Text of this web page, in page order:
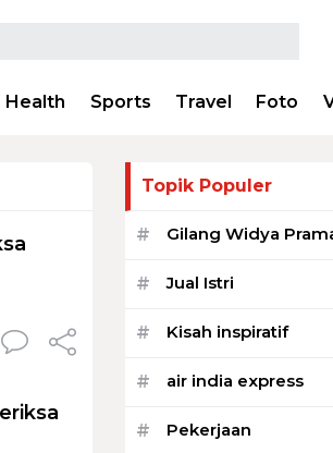
Health Sports Travel Foto
Topik Populer
# Gilang Widya
# Jual Istri
# Kisah inspiratif
# air india express
# Pekerjaan